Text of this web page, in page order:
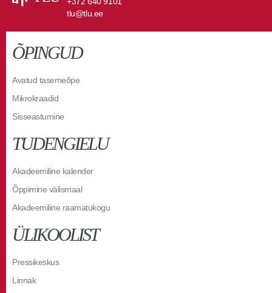
tlu@tlu.ee
ÕPINGUD
Avatud tasemeõpe
Mikrokraadid
Sisseastumine
TUDENGIELU
Akadeemiline kalender
Õppimine välismaal
Akadeemiline raamatukogu
ÜLIKOOLIST
Pressikeskus
Linnak